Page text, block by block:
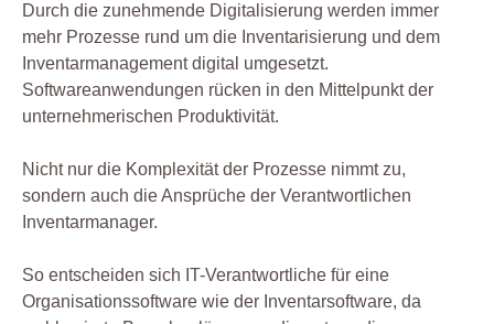
Durch die zunehmende Digitalisierung werden immer
mehr Prozesse rund um die Inventarisierung und dem
Inventarmanagement digital umgesetzt.
Softwareanwendungen rücken in den Mittelpunkt der
unternehmerischen Produktivität.
Nicht nur die Komplexität der Prozesse nimmt zu,
sondern auch die Ansprüche der Verantwortlichen
Inventarmanager.
So entscheiden sich IT-Verantwortliche für eine
Organisationssoftware wie der Inventarsoftware, da